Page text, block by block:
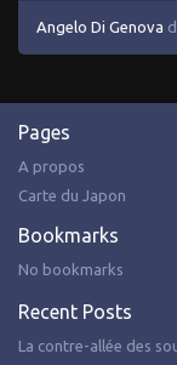
Angelo Di Genova
Pages
A propos
Carte du Japon
Bookmarks
No bookmarks
Recent Posts
La contre-allée des